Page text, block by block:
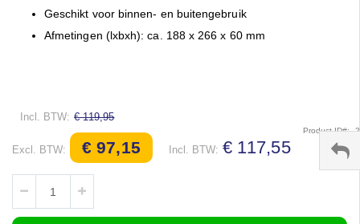
Geschikt voor binnen- en buitengebruik
Afmetingen (lxbxh): ca. 188 x 266 x 60 mm
€ 119,95
€ 97,15
prijs
€ 117,55
Product ID